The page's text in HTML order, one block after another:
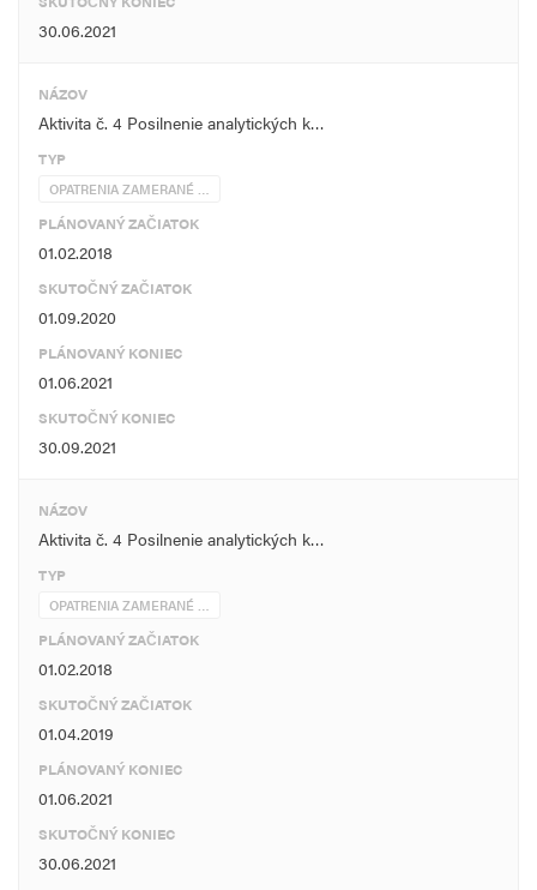
30.06.2021
NÁZOV
Aktivita č. 4 Posilnenie analytických k…
TYP
OPATRENIA ZAMERANÉ …
PLÁNOVANÝ ZAČIATOK
01.02.2018
SKUTOČNÝ ZAČIATOK
01.09.2020
PLÁNOVANÝ KONIEC
01.06.2021
SKUTOČNÝ KONIEC
30.09.2021
NÁZOV
Aktivita č. 4 Posilnenie analytických k…
TYP
OPATRENIA ZAMERANÉ …
PLÁNOVANÝ ZAČIATOK
01.02.2018
SKUTOČNÝ ZAČIATOK
01.04.2019
PLÁNOVANÝ KONIEC
01.06.2021
SKUTOČNÝ KONIEC
30.06.2021